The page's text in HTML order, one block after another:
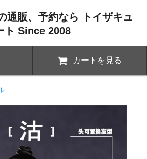
通販、予約なら トイザキュ
ト Since 2008
カートを見る